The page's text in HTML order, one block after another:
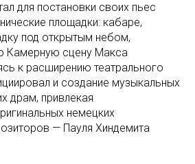
для постановки своих пьес
площадки: кабаре,
под открытым небом,
Камерную сцену Макса
к расширению театрального
и создание музыкальных
драм, привлекая
немецких
— Пауля Хиндемита